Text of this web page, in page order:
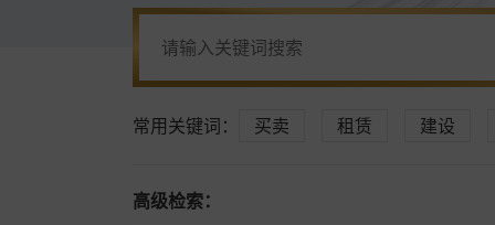
常用关键词： 买卖 租赁 建设
高级检索：